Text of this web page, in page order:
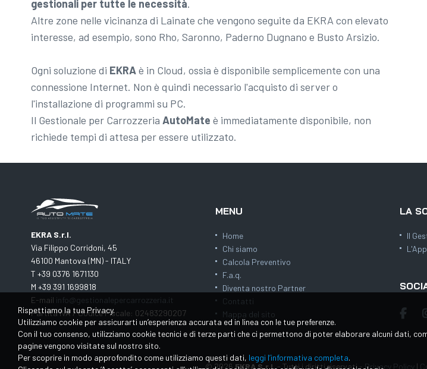
gestionali per tutte le necessità.
Altre zone nelle vicinanza di Lainate che vengono seguite da EKRA con elevato
interesse, ad esempio, sono Rho, Saronno, Paderno Dugnano e Busto Arsizio.
Ogni soluzione di EKRAè in Cloud, ossia è disponibile semplicemente con una
connessione Internet. Non è quindi necessario l'acquisto di server o
l'installazione di programmi su PC.
Il Gestionale per Carrozzeria AutoMate è immediatamente disponibile, non
richiede tempi di attesa per essere utilizzato.
EKRA S.r.l.
Via Filippo Corridoni, 45
46100 Mantova (MN) - ITALY
T +39 0376 1671130
M +39 391 1699818
E-mail info@gestionalepercarrozzeria.it
Partita IVA / Codice Fiscale: 02483290207
MENU
Home
Chi siamo
Calcola Preventivo
F.a.q.
Diventa nostro Partner
Contatti
Mappa del sito
LA
Il
© 2026EKRA S.r.l.- Tutti i diritti riservati- Privacy Policy|
Rispettiamo la tua Privacy.
Utilizziamo cookie per assicurarti un’esperienza accurata ed in linea con le tue preferenze.
Con il tuo consenso, utilizziamo cookie tecnici e di terze parti che ci permettono di poter elaborare alcuni dati,
pagine vengono visitate sul nostro sito.
Per scoprire in modo approfondito come utilizziamo questi dati, leggi l’informativa completa.